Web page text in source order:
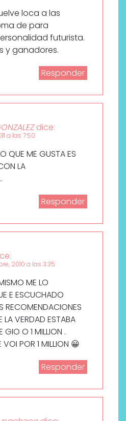
loca a las
de para
futurista.
y ganadores.
Responder
dice:
a las 7:50
QUE ME GUSTA ES
LA
Responder
2010 a las 3:35
ME LO
E ESCUCHADO
RECOMENDACIONES
LA VERDAD ESTABA
GIO O 1 MILLION .
VOI POR 1 MILLION 😀
Responder